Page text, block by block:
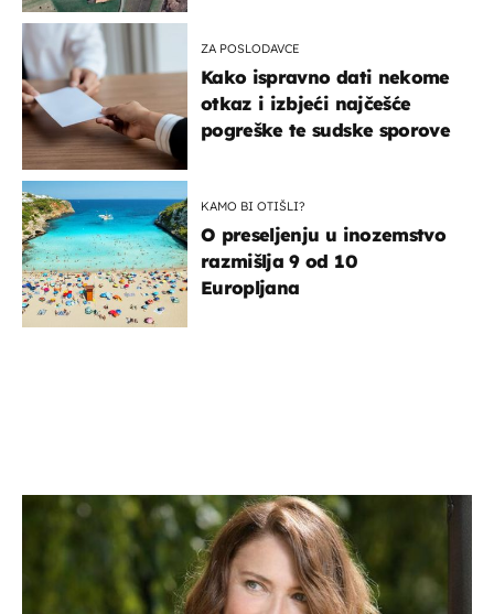
ZA POSLODAVCE
Kako ispravno dati nekome
otkaz i izbjeći najčešće
pogreške te sudske sporove
KAMO BI OTIŠLI?
O preseljenju u inozemstvo
razmišlja 9 od 10
Europljana